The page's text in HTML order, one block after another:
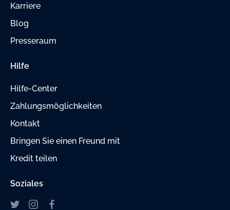
Karriere
Blog
Presseraum
Hilfe
Hilfe-Center
Zahlungsmöglichkeiten
Kontakt
Bringen Sie einen Freund mit
Kredit teilen
Soziales